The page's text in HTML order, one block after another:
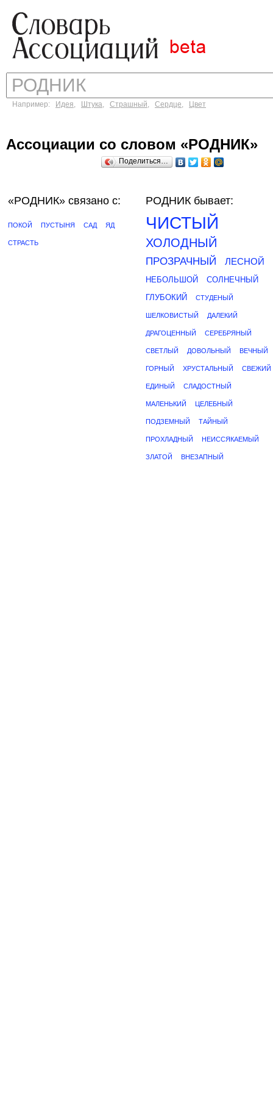
Например: Идея, Штука, Страшный, Сердце, Цвет
Ассоциации со словом «РОДНИК»
Поделиться…
«РОДНИК» связано с:
ПОКОЙ ПУСТЫНЯ САД ЯД
СТРАСТЬ
РОДНИК бывает:
ЧИСТЫЙ
ХОЛОДНЫЙ
ПРОЗРАЧНЫЙ ЛЕСНОЙ
НЕБОЛЬШОЙ
СОЛНЕЧНЫЙ
ГЛУБОКИЙ
СТУДЕНЫЙ
ШЕЛКОВИСТЫЙ ДАЛЕКИЙ
ДРАГОЦЕННЫЙ СЕРЕБРЯНЫЙ
СВЕТЛЫЙ ДОВОЛЬНЫЙ ВЕЧНЫЙ
ГОРНЫЙ ХРУСТАЛЬНЫЙ СВЕЖИЙ
ЕДИНЫЙ СЛАДОСТНЫЙ
МАЛЕНЬКИЙ ЦЕЛЕБНЫЙ
ПОДЗЕМНЫЙ ТАЙНЫЙ
ПРОХЛАДНЫЙ НЕИССЯКАЕМЫЙ
ЗЛАТОЙ ВНЕЗАПНЫЙ